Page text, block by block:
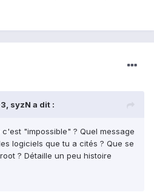
syzN a dit :
"impossible" ? Quel message
logiciels que tu a cités ? Que se
? Détaille un peu histoire